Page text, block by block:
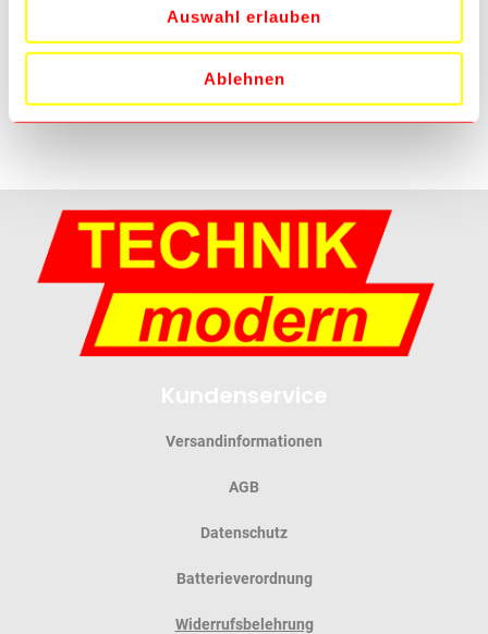
Auswahl erlauben
Ablehnen
Holzkasten mit Schiebedeckel.
Mehr Informationen
Versandinformationen
AGB
Datenschutz
Batterieverordnung
Widerrufsbelehrung